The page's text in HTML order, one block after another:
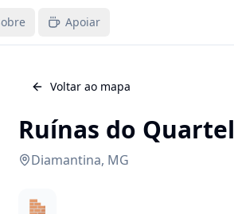
Apoiar
Voltar ao mapa
Ruínas do Quartel
Diamantina, MG